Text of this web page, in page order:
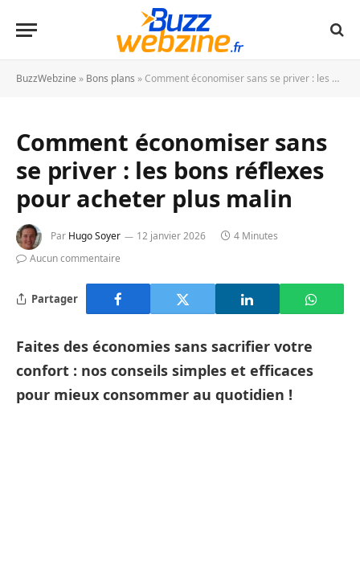
BuzzWebzine » Bons plans » Comment économiser sans se priver : les bons réflexes pour acheter plus malin
Comment économiser sans
se priver : les bons réflexes
pour acheter plus malin
Par Hugo Soyer 12 janvier 2026
4 Minutes
Aucun commentaire
Partager
Faites des économies sans sacrifier votre
confort : nos conseils simples et efficaces
pour mieux consommer au quotidien !